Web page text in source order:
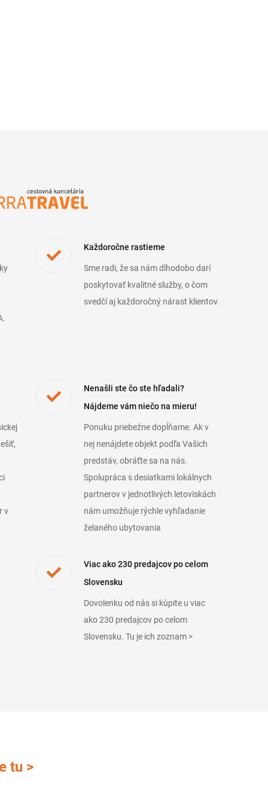
Každoročne rastieme
Sme radi, že sa nám dlhodobo darí
poskytovať kvalitné služby, o čom
svedčí aj každoročný nárast klientov.
v
Nenašli ste čo ste hľadali?
Nájdeme vám niečo na mieru!
Ponuku priebežne dopĺňame. Ak v
nej nenájdete objekt podľa Vašich
predstáv, obráťte sa na nás.
Spolupráca s desiatkami lokálnych
partnerov v jednotlivých letoviskách
nám umožňuje rýchle vyhľadanie
želaného ubytovania
Viac ako 230 predajcov po celom
Slovensku
Dovolenku od nás si kúpite u viac
ako 230 predajcov po celom
Slovensku. Tu je ich zoznam >
tu >